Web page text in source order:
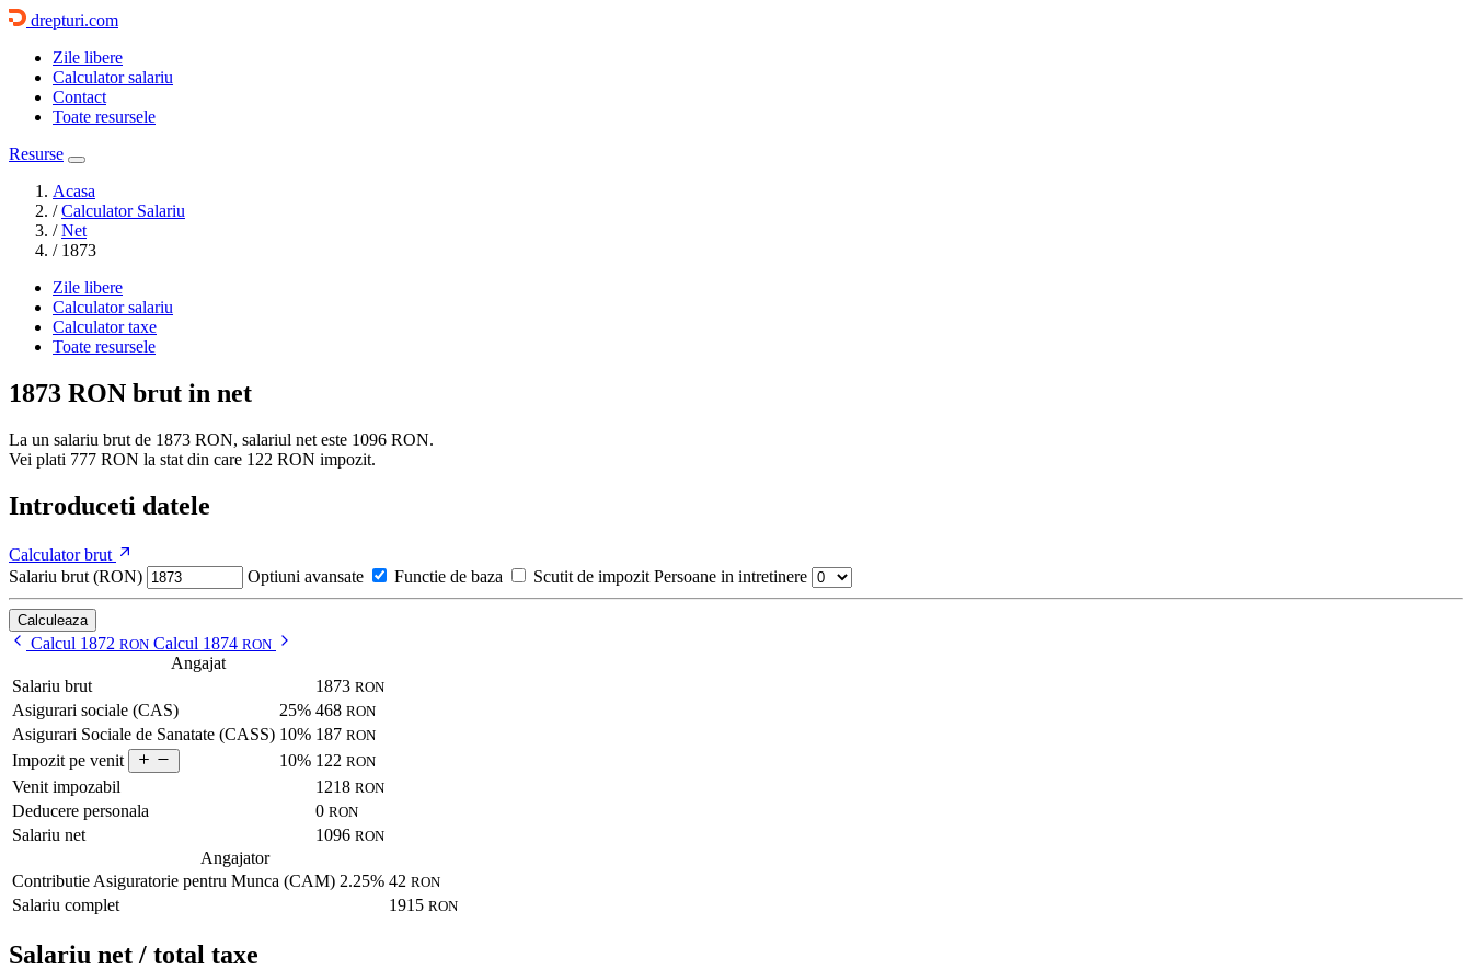
drepturi.com
Zile libere
Calculator salariu
Contact
Toate resursele
Resurse
Acasa
/ Calculator Salariu
/ Net
/ 1873
Zile libere
Calculator salariu
Calculator taxe
Toate resursele
1873 RON brut in net
La un salariu brut de 1873 RON, salariul net este 1096 RON.
Vei plati 777 RON la stat din care 122 RON impozit.
Introduceti datele
Calculator brut
Salariu brut (RON)
Optiuni avansate Functie de baza Scutit de impozit Persoane in intretinere
Calculeaza
Calcul 1872 RON Calcul 1874 RON
Angajat
Salariu brut
1873 RON
Asigurari sociale (CAS) 25% 468 RON
Asigurari Sociale de Sanatate (CASS) 10% 187 RON
Impozit pe venit 10% 122 RON
Venit impozabil 1218 RON
Deducere personala 0 RON
Salariu net 1096 RON
Angajator
Contributie Asiguratorie pentru Munca (CAM) 2.25% 42 RON
Salariu complet 1915 RON
Salariu net / total taxe